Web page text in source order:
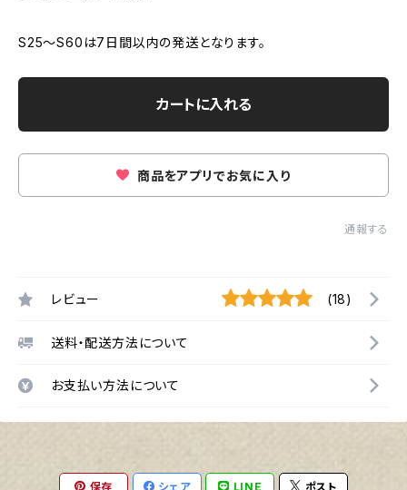
S25～S60は7日間以内の発送となります。
カートに入れる
商品をアプリでお気に入り
通報する
レビュー (18)
送料・配送方法について
お支払い方法について
保存 シェア LINE ポスト